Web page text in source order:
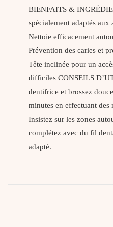
BIENFAITS &
spécialement adaptés
Nettoie efficacement
Prévention des caries et
Tête inclinée pour un
difficiles CONSEILS
dentifrice et brossez
minutes en effectuant des
Insistez sur les zones
complétez avec du fil
adapté.